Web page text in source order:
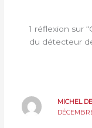
1 réflexion sur
du détecteur
MICHEL